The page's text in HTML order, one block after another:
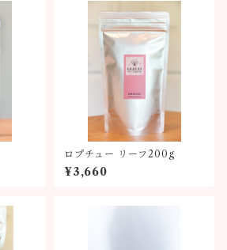
ロプチュー リーフ200g
¥3,660